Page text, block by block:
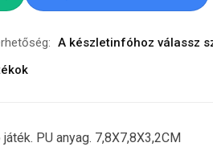
A készletinfóhoz válassz
PU anyag. 7,8X7,8X3,2CM